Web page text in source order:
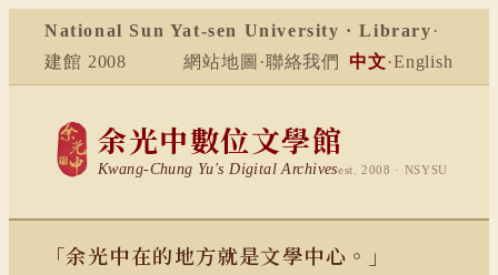
National Sun Yat-sen University · Library ·
建館 2008
網站地圖 ·聯絡我們 中文·English
余光中數位文學館
Kwang-Chung Yu's Digital Archivesest. 2008 · NSYSU
「余光中在的地方就是文學中心。」